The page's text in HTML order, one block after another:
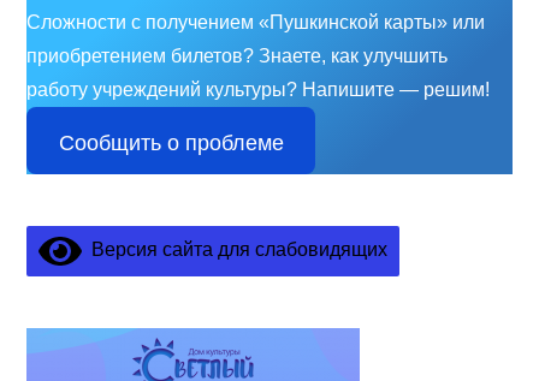
Сложности с получением «Пушкинской карты» или
приобретением билетов? Знаете, как улучшить
работу учреждений культуры? Напишите — решим!
Сообщить о проблеме
Версия сайта для слабовидящих